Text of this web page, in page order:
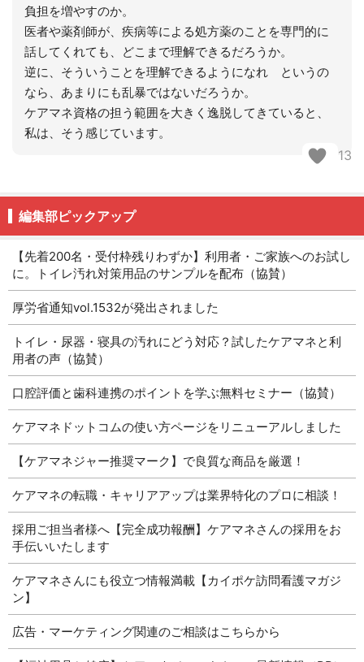
負担を増やすのか。
医者や薬剤師が、疾病等による処方薬のことを専門的に
話してくれても、どこまで理解できるだろうか。
逆に、そういうことを理解できるようになれ というの
なら、あまりにも乱暴ではないだろうか。
ケアマネ資格の担う範囲を大きく逸脱してきていると、
私は、そう感じています。
13
編集部ピックアップ
【先着200名・受付枠残りわずか】利用者・ご家族へのお試し
に。トイレ汚れ対策用品のサンプルを配布（協賛）
厚労省通知vol.1532が発出されました
トイレ・尿器・寝具の汚れにどう対応？試したケアマネと利
用者の声（協賛）
口腔評価と歯科連携のポイントを学ぶ無料セミナー（協賛）
ケアマネドットコムの使い方ページをリニューアルしました
【ケアマネジャー推奨マーク】で良質な商品を厳選！
ケアマネの転職・キャリアアップは業界特化のプロに相談！
採用ご担当者様へ【完全成功報酬】ケアマネさんの採用をお
手伝いいたします
ケアマネさんにも役立つ情報満載【カイポケ訪問看護マガジ
ン】
広告・マーケティング関連のご相談はこちらから